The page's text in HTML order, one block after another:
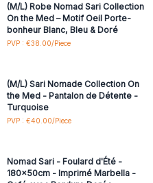
soutient l'artisanat - un
concentrent sur les produits
conseillé attractif sur
de spécial.
commercialiser - ces
un tourbillon d'or et un
de plage fabriqués à la
(M/L) Robe Nomad Sari Collection
On the Med – Motif Oeil Porte-
bonheur Blanc, Bleu & Doré
PVP : €38.00/Piece
Connectez-vous ou
(M/L) Sari Nomade Collection On
the Med - Pantalon de Détente -
Turquoise
PVP : €40.00/Piece
Connectez-vous ou
Nomad Sari - Foulard d'Été -
180x50cm - Imprimé Marbella -